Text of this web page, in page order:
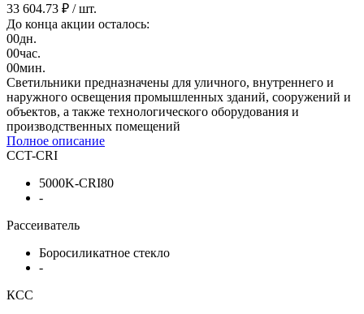
33 604.73 ₽ / шт.
До конца акции осталось:
00дн.
00час.
00мин.
Светильники предназначены для уличного, внутреннего и
наружного освещения промышленных зданий, сооружений и
объектов, а также технологического оборудования и
производственных помещений
Полное описание
CCT-CRI
5000K-CRI80
-
Рассеиватель
Боросиликатное стекло
-
КСС